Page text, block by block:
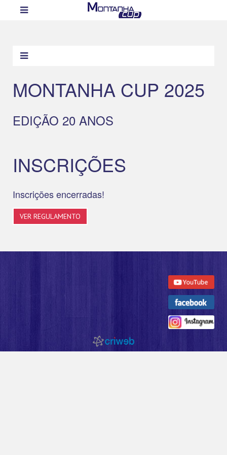
MONTANHA CUP 2025
EDIÇÃO 20 ANOS
INSCRIÇÕES
Inscrições encerradas!
VER REGULAMENTO